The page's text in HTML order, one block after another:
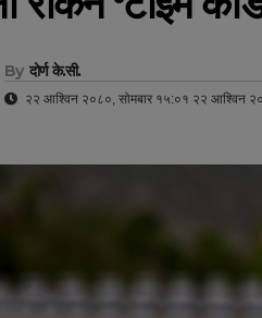
By दोर्ण के.सी.
२२ आश्विन २०८०, सोमबार १५:०१ २२ आश्विन